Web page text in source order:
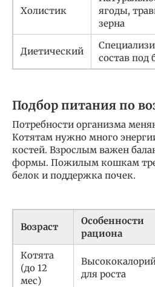
Холистик
ягоды,
зерна
Диетический
состав под
Подбор питания по
Потребности организма
Котятам нужно много
костей. Взрослым важен
формы. Пожилым кошкам
белок и поддержка почек.
Возраст
Особенности
рациона
Котята
(до 12
мес)
для роста